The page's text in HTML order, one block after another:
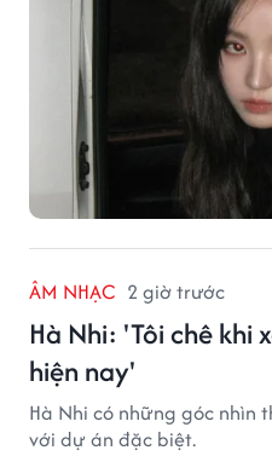
ÂM NHẠC 2 giờ trước
Hà Nhi: 'Tôi chê khi
hiện nay'
Hà Nhi có những góc
với dự án đặc biệt.